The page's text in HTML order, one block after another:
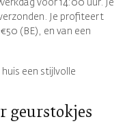
vóór 14:00 uur. Je
Je profiteert
(BE), en van een
een stijlvolle
geurstokjes